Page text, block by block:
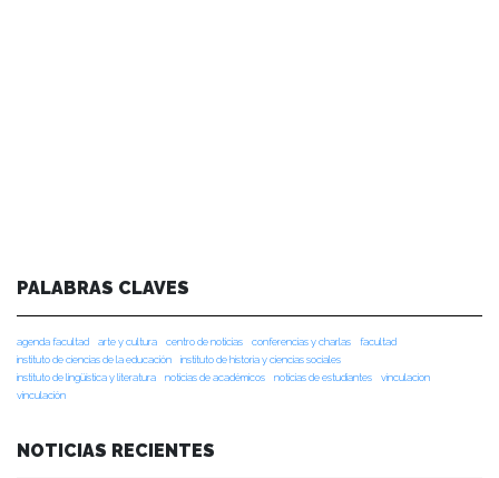
PALABRAS CLAVES
agenda facultad arte y cultura centro de noticias conferencias y charlas
facultad
instituto de ciencias de la educación
instituto de historia y ciencias sociales
instituto de lingüística y literatura
noticias de académicos noticias de estudiantes
vinculacion
vinculación
NOTICIAS RECIENTES